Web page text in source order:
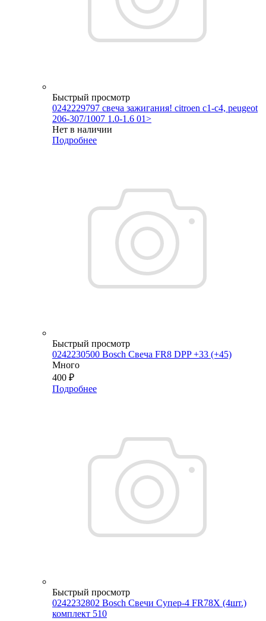
Быстрый просмотр
0242229797 свеча зажигания! citroen c1-c4, peugeot
206-307/1007 1.0-1.6 01>
Нет в наличии
Подробнее
Быстрый просмотр
0242230500 Bosch Свеча FR8 DPP +33 (+45)
Много
400 ₽
Подробнее
Быстрый просмотр
0242232802 Bosch Свечи Супер-4 FR78Х (4шт.)
комплект 510